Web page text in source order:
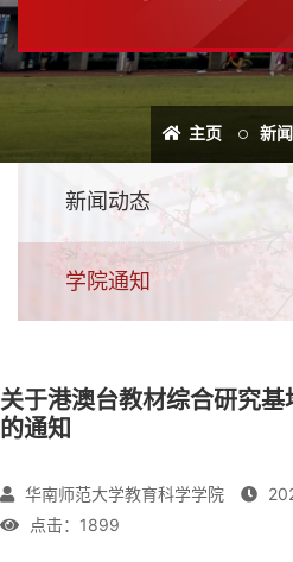
主页 新
新闻动态
学院通知
关于港澳台教材综合研究
的通知
华南师范大学教育科学学院
点击： 1899